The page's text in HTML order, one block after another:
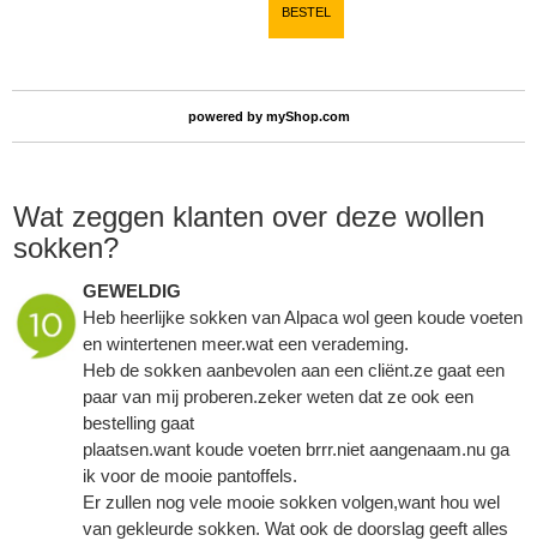
BESTEL
powered by myShop.com
Wat zeggen klanten over deze wollen
sokken?
GEWELDIG
Heb heerlijke sokken van Alpaca wol geen koude voeten
en wintertenen meer.wat een verademing.
Heb de sokken aanbevolen aan een cliënt.ze gaat een
paar van mij proberen.zeker weten dat ze ook een
bestelling gaat
plaatsen.want koude voeten brrr.niet aangenaam.nu ga
ik voor de mooie pantoffels.
Er zullen nog vele mooie sokken volgen,want hou wel
van gekleurde sokken. Wat ook de doorslag geeft alles